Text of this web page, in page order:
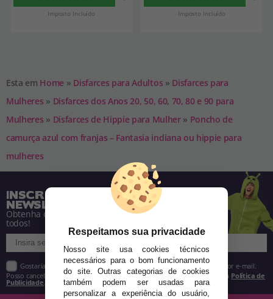
Imposto Incluído Imposto Incluído
Esta em Home » Disfarces para Adultos » Disfarces para
Mulheres » Disfarces dos Anos 20, 50, 60, 70, 80 e 90 para
Mulheres » Disfarces de Hippie para Mulher » Poncho de
camurça azul com franjas – Fantasia indiana ou hippie para
mulheres
INSCREVA-SE NA NOSSA
NEWSLETTER
Obtenha descontos e saiba de tudo antes de
todos!
Gostaria de receber descontos exclusivos, novidades e tendências por e-mail.
Posso cancelar a inscrição a qualquer momento, conforme estipulado na Política de
Publicidade
Respeitamos sua privacidade
Nosso site usa cookies técnicos
necessários para o bom funcionamento
do site. Outras categorias de cookies
também podem ser usadas para
personalizar a experiência do usuário,